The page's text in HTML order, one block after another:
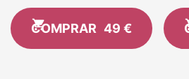
COMPRAR 49 €